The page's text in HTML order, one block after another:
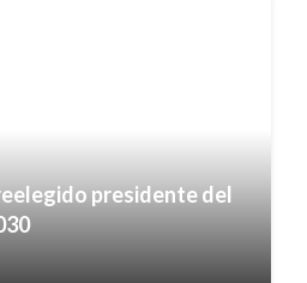
presidente del